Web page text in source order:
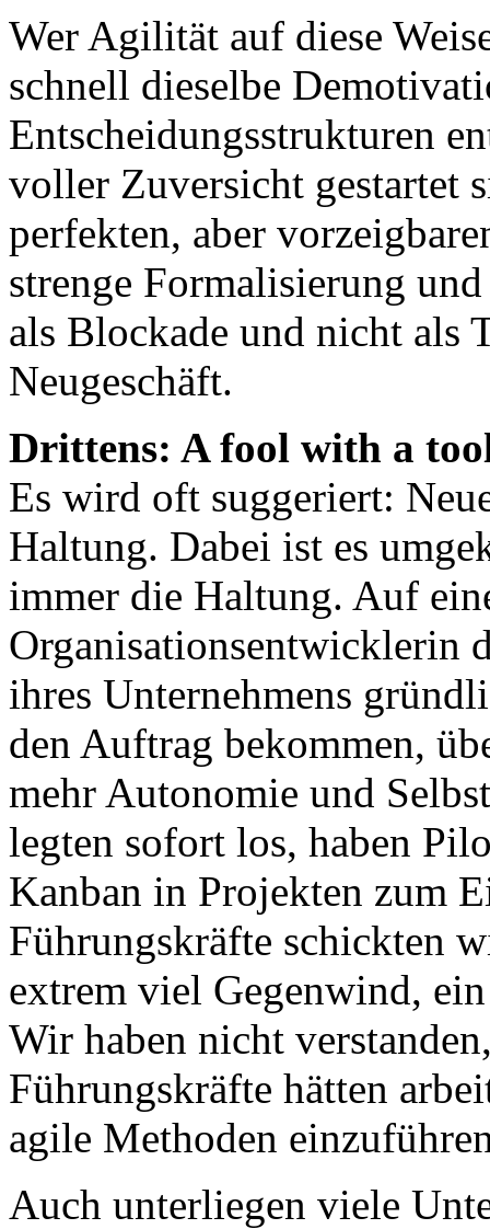
Wer Agilität auf diese
schnell dieselbe
Entscheidungsstrukturen
voller Zuversicht gestartet
perfekten, aber
strenge Formalisierung
als Blockade und nicht als
Neugeschäft.
Drittens: A fool with a
Es wird oft suggeriert:
Haltung. Dabei ist es
immer die Haltung. Auf
Organisationsentwicklerin
ihres Unternehmens
den Auftrag bekommen,
mehr Autonomie und
legten sofort los, haben
Kanban in Projekten zum
Führungskräfte schickten
extrem viel Gegenwind,
Wir haben nicht
Führungskräfte hätten
agile Methoden
Auch unterliegen viele